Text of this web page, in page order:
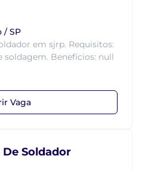
/ SP
em sjrp. Requisitos:
soldagem. Benefícios: null
Vaga
Soldador